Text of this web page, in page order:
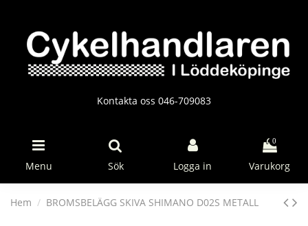
Kontakta oss 046-709083
Menu Sök Logga in
0
Varukorg
Hem BROMSBELÄGG SKIVA SHIMANO D02S METALL